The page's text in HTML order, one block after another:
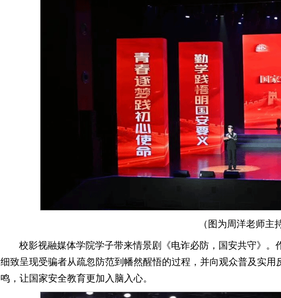
（图为周洋老师主
校影视融媒体学院学子带来情景剧《电诈必防，国安共守》。
细致呈现受骗者从疏忽防范到幡然醒悟的过程，并向观众普及实
鸣，让国家安全教育更加入脑入心。